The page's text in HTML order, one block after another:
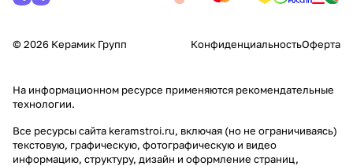
© 2026 Керамик Групп КонфиденциальностьОферта
На информационном ресурсе применяются рекомендательные
технологии.
Все ресурсы сайта keramstroi.ru, включая (но не ограничиваясь)
текстовую, графическую, фотографическую и видео
информацию, структуру, дизайн и оформление страниц,